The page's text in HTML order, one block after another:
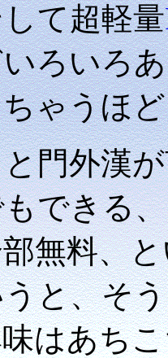
て超軽量
ろいろ
ゃうほ
門外漢が
できる
無料、
と、そ
はあち